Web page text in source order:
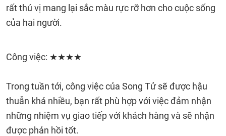
rất thú vị mang lại sắc màu rực rỡ hơn cho cuộc sống
của hai người.
Công việc: ★★★★
Trong tuần tới, công việc của Song Tử sẽ được hậu
thuẫn khá nhiều, bạn rất phù hợp với việc đảm nhận
những nhiệm vụ giao tiếp với khách hàng và sẽ nhận
được phản hồi tốt.